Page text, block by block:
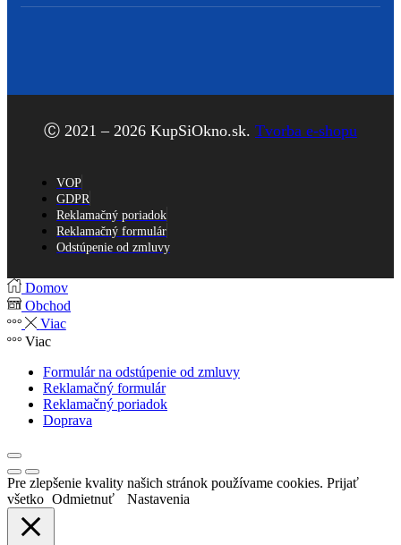
Ⓒ 2021 – 2026 KupSiOkno.sk. Tvorba e-shopu
VOP
GDPR
Reklamačný poriadok
Reklamačný formulár
Odstúpenie od zmluvy
Domov
Obchod
Viac
Viac
Formulár na odstúpenie od zmluvy
Reklamačný formulár
Reklamačný poriadok
Doprava
Pre zlepšenie kvality našich stránok používame cookies. Prijať
všetko Odmietnuť Nastavenia